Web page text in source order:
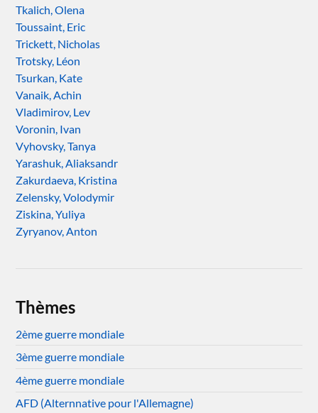
Tkalich, Olena
Toussaint, Eric
Trickett, Nicholas
Trotsky, Léon
Tsurkan, Kate
Vanaik, Achin
Vladimirov, Lev
Voronin, Ivan
Vyhovsky, Tanya
Yarashuk, Aliaksandr
Zakurdaeva, Kristina
Zelensky, Volodymir
Ziskina, Yuliya
Zyryanov, Anton
Thèmes
2ème guerre mondiale
3ème guerre mondiale
4ème guerre mondiale
AFD (Alternnative pour l'Allemagne)